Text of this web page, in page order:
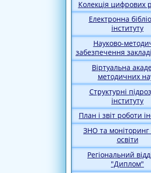
Колекція цифрових
Електронна
інституту
Науково-
забезпечення
Віртуальна
методичних
Структурні
інституту
План і звіт роботи
ЗНО та моніторинг
освіти
Регіональний
"Диплом"